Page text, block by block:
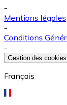
-
Mentions légales
-
Conditions
-
Gestion des cookies
Français